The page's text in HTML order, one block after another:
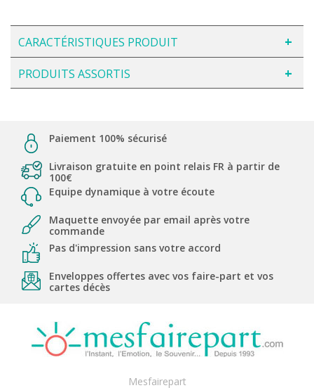
CARACTÉRISTIQUES PRODUIT
PRODUITS ASSORTIS
Paiement 100% sécurisé
Livraison gratuite en point relais FR à partir de
100€
Equipe dynamique à votre écoute
Maquette envoyée par email après votre
commande
Pas d'impression sans votre accord
Enveloppes offertes avec vos faire-part et vos
cartes décès
Mesfairepart